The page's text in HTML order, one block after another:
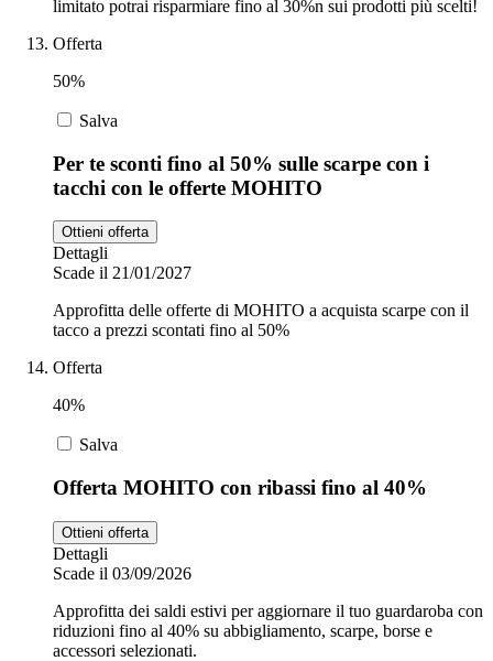
limitato potrai risparmiare fino al 30%n sui prodotti più scelti!
Offerta
50%
Salva
Per te sconti fino al 50% sulle scarpe con i
tacchi con le offerte MOHITO
Ottieni offerta
Dettagli
Scade il 21/01/2027
Approfitta delle offerte di MOHITO a acquista scarpe con il
tacco a prezzi scontati fino al 50%
Offerta
40%
Salva
Offerta MOHITO con ribassi fino al 40%
Ottieni offerta
Dettagli
Scade il 03/09/2026
Approfitta dei saldi estivi per aggiornare il tuo guardaroba con
riduzioni fino al 40% su abbigliamento, scarpe, borse e
accessori selezionati.